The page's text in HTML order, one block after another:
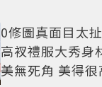
0修圖真面目太
高衩禮服大秀身
美無死角 美得很